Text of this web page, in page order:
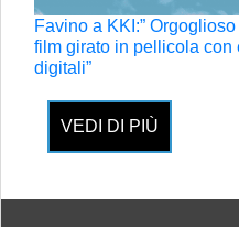
Favino a KKI:”
film girato in pellicola con
digitali”
VEDI DI PIÙ